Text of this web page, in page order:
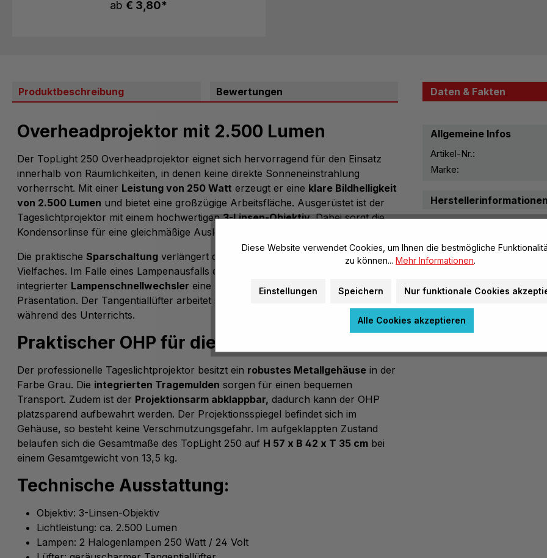
ab€ 3,80*
Produktbeschreibung Bewertungen
Overheadprojektor mit 2.500 Lumen
Der TopLight 250 Overheadprojektor eignet sich hervorragend für den Einsatz
innerhalb von Räumlichkeiten, in denen keine direkte Sonneneinstrahlung
vorherrscht. Mit einer Leistung von 250 Watt erzeugt er eine klare Bildhelligkeit
von 2.500 Lumen und bietet eine großzügige Arbeitsfläche. Ausgerüstet ist der
Tageslichtprojektor mit einem hochwertigen3-Linsen-Objektiv. Dabei sorgt die
Kondensorlinse für eine gleichmäßige Ausleuchtung.
Die praktische Sparschaltung verlängert die Lebensdauer der Lampe um ein
Vielfaches. Im Falle eines Lampenausfalls ermöglicht ein
integrierter Lampenschnellwechsler eine reibungslose Fortsetzung Ihrer
Präsentation. Der Tangentiallüfter arbeitet sehr leise und stört die Schüler nicht
während des Unterrichts.
Praktischer OHP für die Schule
Der professionelle Tageslichtprojektor besitzt ein robustes Metallgehäuse in der
Farbe Grau. Die integrierten Tragemulden sorgen für einen bequemen
Transport. Zudem ist der Projektionsarm abklappbar, dadurch kann der OHP
platzsparend aufbewahrt werden. Der Projektionsspiegel befindet sich im
Gehäuse, so besteht keine Verschmutzungsgefahr. Im aufgeklappten Zustand
belaufen sich die Gesamtmaße des TopLight 250 auf H 57 x B 42 x T 35 cm bei
einem Gesamtgewicht von 13,5 kg.
Technische Ausstattung:
Objektiv: 3-Linsen-Objektiv
Lichtleistung: ca. 2.500 Lumen
Lampen: 2 Halogenlampen 250 Watt / 24 Volt
Daten & Fakten
Allgemeine Infos
Artikel-Nr.:
Marke:
Diese Website verwendet Cookies, um Ihnen die bestmögliche
zu können... Mehr Informationen.
Einstellungen Speichern Nur funktionale Cookies
Alle Cookies akzeptieren